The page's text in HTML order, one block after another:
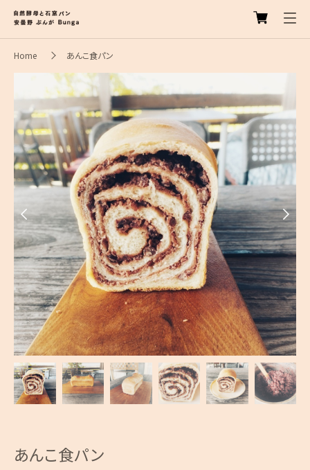
Home あんこ食パン
Previous Next
あんこ食パン